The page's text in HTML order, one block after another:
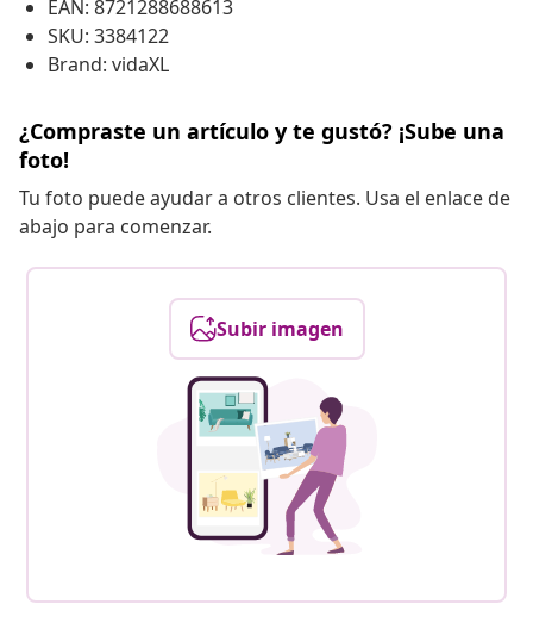
EAN: 8721288688613
SKU: 3384122
Brand: vidaXL
¿Compraste un artículo y te gustó? ¡Sube una
foto!
Tu foto puede ayudar a otros clientes. Usa el enlace de
abajo para comenzar.
Subir imagen